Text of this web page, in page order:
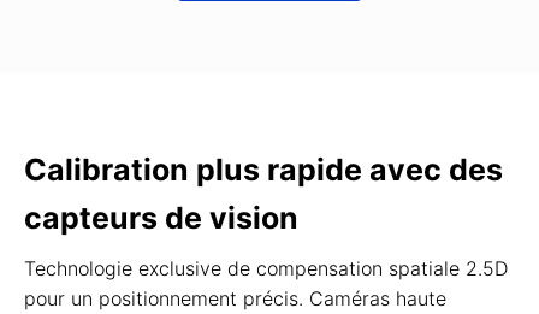
Calibration plus rapide avec des
capteurs de vision
Technologie exclusive de compensation spatiale 2.5D
pour un positionnement précis. Caméras haute